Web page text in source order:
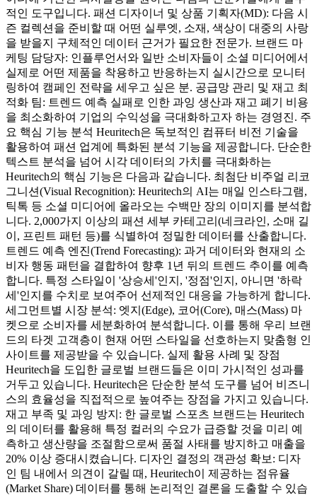
적인 도구입니다. 패션 디자이너 및 상품 기획자(MD): 다음 시
즌 컬렉션을 준비할 때 어떤 실루엣, 소재, 색상이 대중의 사랑
을 받을지 구체적인 데이터 근거가 필요한 전문가. 브랜드 마
케팅 담당자: 인플루언서와 일반 소비자들이 소셜 미디어에서
실제로 어떤 제품을 착용하고 반응하는지 실시간으로 모니터
링하여 캠페인 전략을 세우고 싶은 분. 공급망 관리 및 재고 최
적화 팀: 트렌드 예측 실패로 인한 과잉 생산과 재고 폐기 비용
을 최소화하여 기업의 수익성을 극대화하고자 하는 경영진. 주
요 핵심 기능 분석 Heuritech은 독보적인 컴퓨터 비전 기술을
활용하여 패션 업계에 특화된 분석 기능을 제공합니다. 단순한
텍스트 분석을 넘어 시각 데이터의 가치를 극대화하는
Heuritech의 핵심 기능은 다음과 같습니다. 최첨단 비주얼 리코
그니션(Visual Recognition): Heuritech의 AI는 매일 인스타그램,
틱톡 등 소셜 미디어에 올라오는 수백만 장의 이미지를 분석합
니다. 2,000가지 이상의 패션 세부 카테고리(네크라인, 소매 길
이, 프린트 패턴 등)를 식별하여 정밀한 데이터를 산출합니다.
트렌드 예측 엔진(Trend Forecasting): 과거 데이터와 현재의 소
비자 행동 패턴을 결합하여 향후 1년 뒤의 트렌드 추이를 예측
합니다. 특정 스타일이 '상승세'인지, '정점'인지, 아니면 '하락
세'인지를 수치로 보여주어 선제적인 대응을 가능하게 합니다.
세그먼트별 시장 분석: 엣지(Edge), 코어(Core), 매스(Mass) 마
켓으로 소비자를 세분화하여 분석합니다. 이를 통해 우리 브랜
드의 타겟 고객층이 현재 어떤 스타일을 선호하는지 맞춤형 인
사이트를 제공받을 수 있습니다. 실제 활용 사례 및 장점
Heuritech을 도입한 글로벌 브랜드들은 이미 가시적인 성과를
거두고 있습니다. Heuritech은 단순한 분석 도구를 넘어 비즈니
스의 효율성을 직접적으로 높여주는 장점을 가지고 있습니다.
재고 부족 및 과잉 방지: 한 글로벌 스포츠 브랜드는 Heuritech
의 데이터를 활용해 특정 컬러의 수요가 급증할 것을 미리 예
측하고 생산량을 조절함으로써 품절 사태를 방지하고 매출을
20% 이상 증대시켰습니다. 디자인 결정의 객관성 확보: 디자
인 팀 내에서 의견이 갈릴 때, Heuritech이 제공하는 점유율
(Market Share) 데이터를 통해 논리적인 결론을 도출할 수 있습